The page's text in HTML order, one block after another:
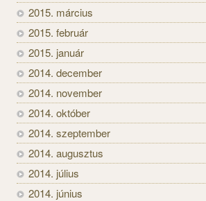
2015. március
2015. február
2015. január
2014. december
2014. november
2014. október
2014. szeptember
2014. augusztus
2014. július
2014. június